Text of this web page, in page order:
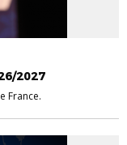
2027
France.